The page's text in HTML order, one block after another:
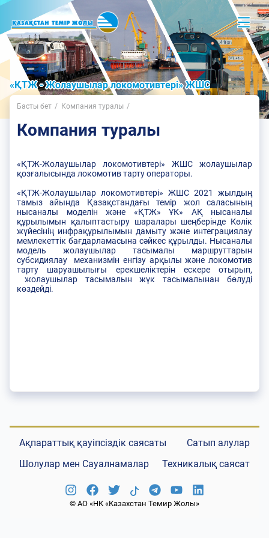
«ҚТЖ - Жолаушылар локомотивтері» ЖШС
Басты бет Компания туралы
Компания туралы
«ҚТЖ-Жолаушылар локомотивтері» ЖШС жолаушылар
қозғалысында локомотив тарту операторы.
«ҚТЖ-Жолаушылар локомотивтері» ЖШС 2021 жылдың
тамыз айында Қазақстандағы темір жол саласының
нысаналы моделін және «ҚТЖ» ҰК» АҚ нысаналы
құрылымын қалыптастыру шаралары шеңберінде Көлік
жүйесінің инфрақұрылымын дамыту және интеграциялау
мемлекеттік бағдарламасына сәйкес құрылды. Нысаналы
модель жолаушылар тасымалы маршруттарын
субсидиялау механизмін енгізу арқылы және локомотив
тарту шаруашылығы ерекшеліктерін ескере отырып,
жолаушылар тасымалын жүк тасымалынан бөлуді
көздейді.
Ақпараттық қауіпсіздік саясаты
Сатып алулар
Шолулар мен Сауалнамалар
Техникалық саясат
© АО «НК «Казахстан Темир Жолы»